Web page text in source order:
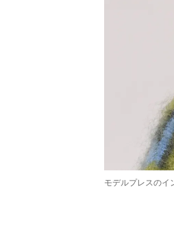
モデルプレスのイ